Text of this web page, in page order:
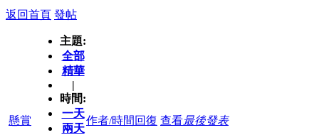
返回首頁 發帖
懸賞
主題:
全部
精華
|
時間:
一天
兩天
作者/時間 回復 查看最後發表